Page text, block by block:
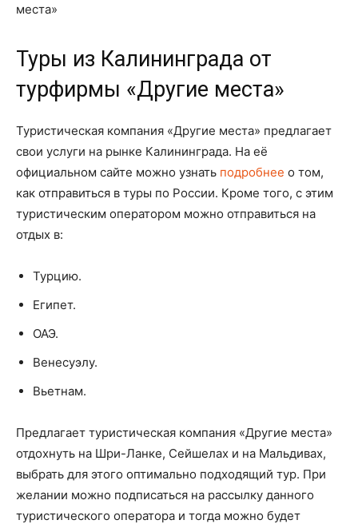
места»
Туры из Калининграда от
турфирмы «Другие места»
Туристическая компания «Другие места» предлагает
свои услуги на рынке Калининграда. На её
официальном сайте можно узнать подробнее о том,
как отправиться в туры по России. Кроме того, с этим
туристическим оператором можно отправиться на
отдых в:
Турцию.
Египет.
ОАЭ.
Венесуэлу.
Вьетнам.
Предлагает туристическая компания «Другие места»
отдохнуть на Шри-Ланке, Сейшелах и на Мальдивах,
выбрать для этого оптимально подходящий тур. При
желании можно подписаться на рассылку данного
туристического оператора и тогда можно будет